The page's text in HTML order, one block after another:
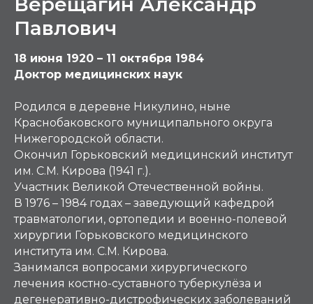
Павлович
18 июня 1920 – 11 октября 1984
Доктор медицинских наук
Родился в деревне Никулино, ныне
Краснобаковского муниципального округа
Нижегородской области.
Окончил Горьковский медицинский институт
им. С.М. Кирова (1941 г.).
Участник Великой Отечественной войны.
В 1976 – 1984 годах – заведующий кафедрой
травматологии, ортопедии и военно-полевой
хирургии Горьковского медицинского
института им. С.М. Кирова.
Занимался вопросами хирургического
лечения костно-суставного туберкулёза и
дегенеративно-дистрофических заболеваний